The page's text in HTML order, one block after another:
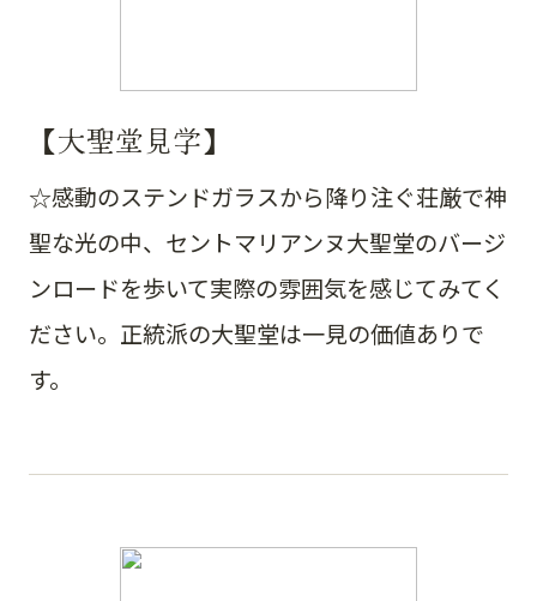
【大聖堂見学】
☆感動のステンドガラスから降り注ぐ荘厳で神
聖な光の中、セントマリアンヌ大聖堂のバージ
ンロードを歩いて実際の雰囲気を感じてみてく
ださい。正統派の大聖堂は一見の価値ありで
す。